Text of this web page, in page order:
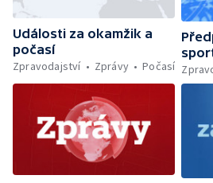
Události za okamžik a
počasí
Zpravodajství
Zprávy Počasí